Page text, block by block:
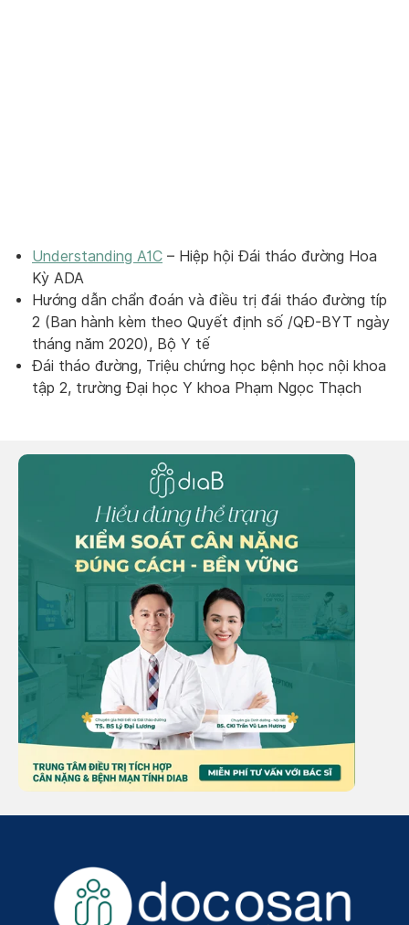
Understanding A1C – Hiệp hội Đái tháo đường Hoa
Kỳ ADA
Hướng dẫn chẩn đoán và điều trị đái tháo đường típ
2 (Ban hành kèm theo Quyết định số /QĐ-BYT ngày
tháng năm 2020), Bộ Y tế
Đái tháo đường, Triệu chứng học bệnh học nội khoa
tập 2, trường Đại học Y khoa Phạm Ngọc Thạch